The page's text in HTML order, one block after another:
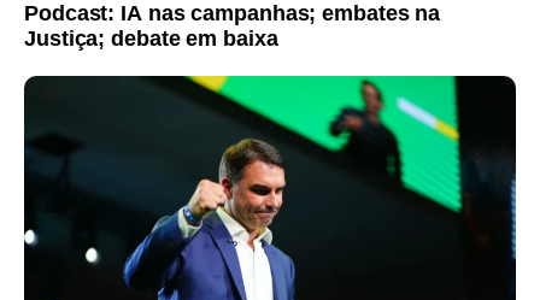
Podcast: IA nas campanhas; embates na
Justiça; debate em baixa